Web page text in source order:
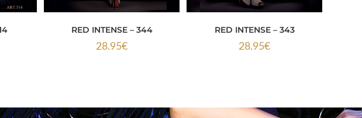
RED INTENSE – 344
28.95€
RED INTENSE – 343
28.95€